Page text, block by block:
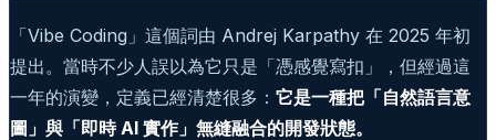
「Vibe Coding」這個詞由 Andrej Karpathy 在 2025 年初
提出。當時不少人誤以為它只是「憑感覺寫扣」，但經過這
一年的演變，定義已經清楚很多： 它是一種把「自然語言意
圖」與「即時 AI 實作」無縫融合的開發狀態。